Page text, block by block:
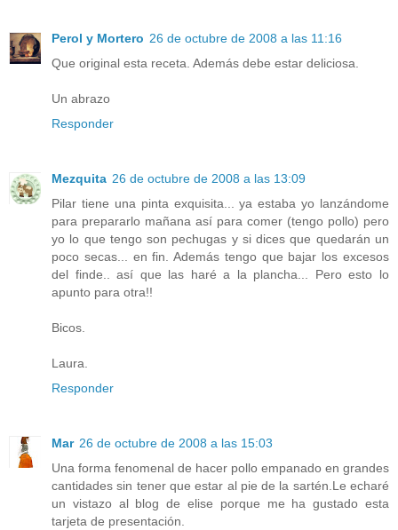
Perol y Mortero 26 de octubre de 2008 a las 11:16
Que original esta receta. Además debe estar deliciosa.
Un abrazo
Responder
Mezquita 26 de octubre de 2008 a las 13:09
Pilar tiene una pinta exquisita... ya estaba yo lanzándome
para prepararlo mañana así para comer (tengo pollo) pero
yo lo que tengo son pechugas y si dices que quedarán un
poco secas... en fin. Además tengo que bajar los excesos
del finde.. así que las haré a la plancha... Pero esto lo
apunto para otra!!
Bicos.
Laura.
Responder
Mar 26 de octubre de 2008 a las 15:03
Una forma fenomenal de hacer pollo empanado en grandes
cantidades sin tener que estar al pie de la sartén.Le echaré
un vistazo al blog de elise porque me ha gustado esta
tarjeta de presentación.